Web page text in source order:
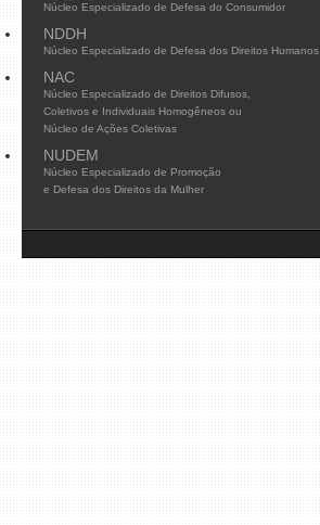
Núcleo Especializado de Defesa do Consumidor
NDDH
Núcleo Especializado de Defesa dos Direitos Humanos
NAC
Núcleo Especializado de Direitos Difusos,
Coletivos e Individuais Homogêneos ou
Núcleo de Ações Coletivas
NUDEM
Núcleo Especializado de Promoção
e Defesa dos Direitos da Mulher